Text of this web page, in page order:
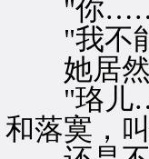
"你……不
"我不能
她居然
"珞儿
和落寞，